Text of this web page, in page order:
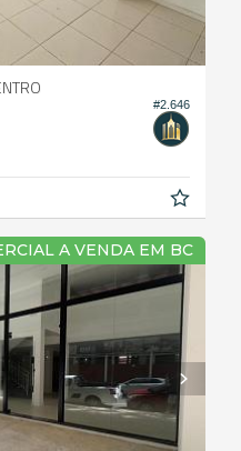
#2.646
A VENDA EM BC